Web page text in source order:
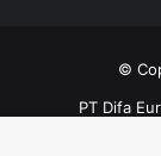
©
PT Difa